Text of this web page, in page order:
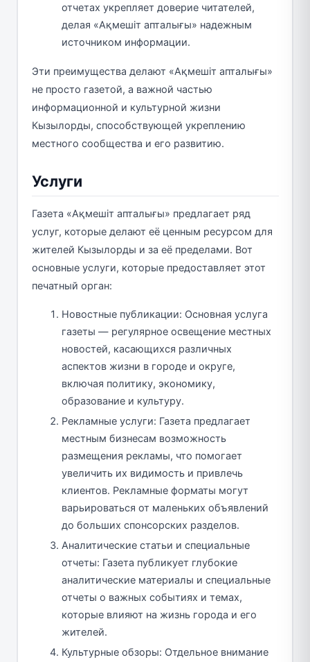
отчетах укрепляет доверие читателей,
делая «Ақмешіт апталығы» надежным
источником информации.
Эти преимущества делают «Ақмешіт апталығы»
не просто газетой, а важной частью
информационной и культурной жизни
Кызылорды, способствующей укреплению
местного сообщества и его развитию.
Услуги
Газета «Ақмешіт апталығы» предлагает ряд
услуг, которые делают её ценным ресурсом для
жителей Кызылорды и за её пределами. Вот
основные услуги, которые предоставляет этот
печатный орган:
Новостные публикации: Основная услуга
газеты — регулярное освещение местных
новостей, касающихся различных
аспектов жизни в городе и округе,
включая политику, экономику,
образование и культуру.
Рекламные услуги: Газета предлагает
местным бизнесам возможность
размещения рекламы, что помогает
увеличить их видимость и привлечь
клиентов. Рекламные форматы могут
варьироваться от маленьких объявлений
до больших спонсорских разделов.
Аналитические статьи и специальные
отчеты: Газета публикует глубокие
аналитические материалы и специальные
отчеты о важных событиях и темах,
которые влияют на жизнь города и его
жителей.
Культурные обзоры: Отдельное внимание